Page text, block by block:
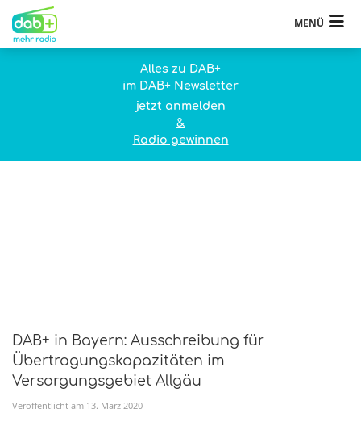
MENÜ
Alles zu DAB+
im DAB+ Newsletter
jetzt anmelden
&
Radio gewinnen
DAB+ in Bayern: Ausschreibung für
Übertragungskapazitäten im
Versorgungsgebiet Allgäu
Veröffentlicht am 13. März 2020